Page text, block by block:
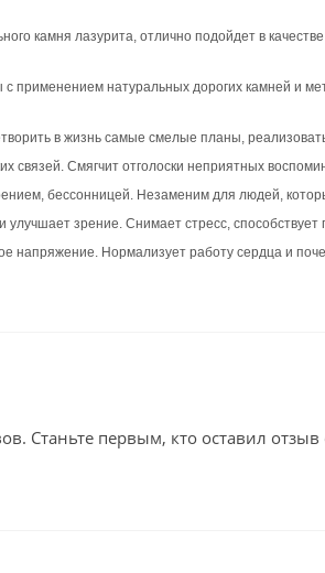
камня лазурита, отлично подойдет в
с применением натуральных дорогих камней и
в жизнь самые смелые планы,
связей. Смягчит отголоски неприятных
бессонницей. Незаменим для людей,
улучшает зрение. Снимает стресс,
напряжение. Нормализует работу сердца и
Станьте первым, кто оставил отзыв